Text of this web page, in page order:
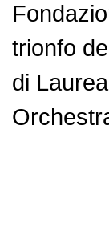
trionfo
di